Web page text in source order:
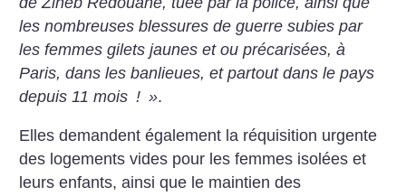
les nombreuses blessures de guerre subies par
les femmes gilets jaunes et ou précarisées, à
Paris, dans les banlieues, et partout dans le pays
depuis 11 mois ! ».
Elles demandent également la réquisition urgente
des logements vides pour les femmes isolées et
leurs enfants, ainsi que le maintien des